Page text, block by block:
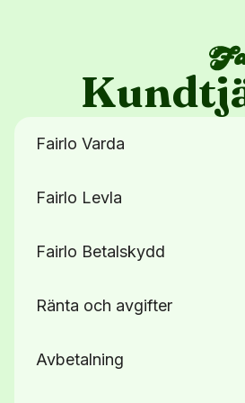
Fairlo
Fairlo Varda
Fairlo Levla
Fairlo Betalskydd
Ränta och avgifter
Avbetalning